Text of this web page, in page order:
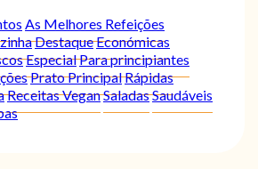
As Melhores Refeições
DestaqueEconómicas
EspecialPara principiantes
Prato PrincipalRápidas
Receitas VeganSaladasSaudáveis